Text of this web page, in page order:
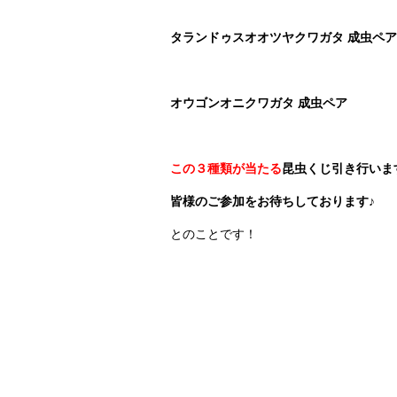
タランドゥスオオツヤクワガタ 成虫ペア
オウゴンオニクワガタ 成虫ペア
この３種類が当たる昆虫くじ引き行いま
皆様のご参加をお待ちしております♪
とのことです！